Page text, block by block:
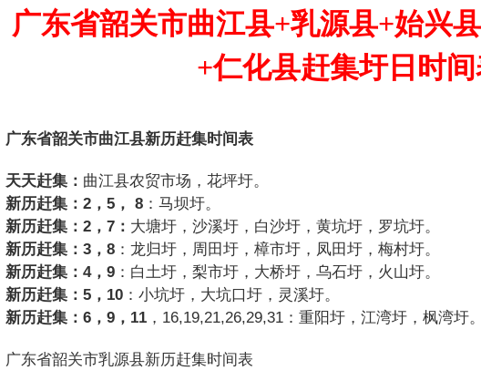
广东省韶关市曲江县+乳源县+始兴
+仁化县赶集圩日时
广东省韶关市曲江县新历赶集时间表
天天赶集： 曲江县农贸市场，花坪圩。
新历赶集：2 ，5 ， 8 ：马坝圩。
新历赶集：2 ，7 ： 大塘圩，沙溪圩，白沙圩，黄坑圩，罗坑圩。
新历赶集：3 ，8 ：龙归圩，周田圩，樟市圩，凤田圩，梅村圩。
新历赶集：4，9 ：白土圩，梨市圩，大桥圩，乌石圩，火山圩。
新历赶集： 5 ，10 ：小坑圩，大坑口圩，灵溪圩。
新历赶集：6 ，9 ，11 ，16,19,21,26,29,31：重阳圩，江湾圩，枫湾圩
广东省韶关市乳源县新历赶集时间表